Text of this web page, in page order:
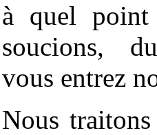
à quel
soucions,
vous entrez
Nous